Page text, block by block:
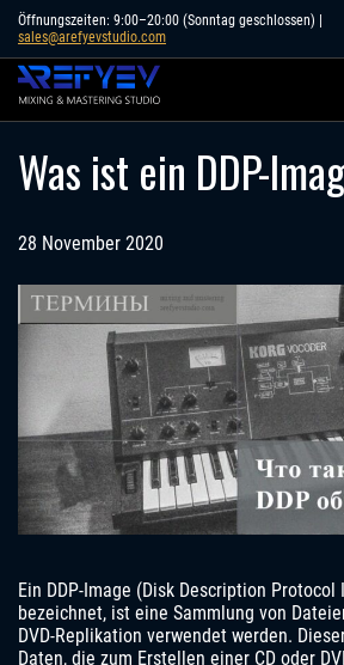
Skip
content
Öffnungszeiten: 9:00–20:00 (Sonntag geschlossen) |
sales@arefyevstudio.com
Was ist ein DDP-
28 November 2020
Ein DDP-Image (Disk Description Protocol
bezeichnet, ist eine Sammlung von
DVD-Replikation verwendet werden.
Daten, die zum Erstellen einer CD oder